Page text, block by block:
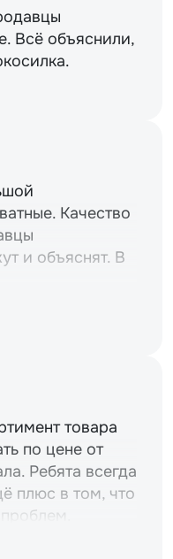
Всё объяснили,
Качество
и объяснят. В
товара
по цене от
Ребята всегда
плюс в том, что